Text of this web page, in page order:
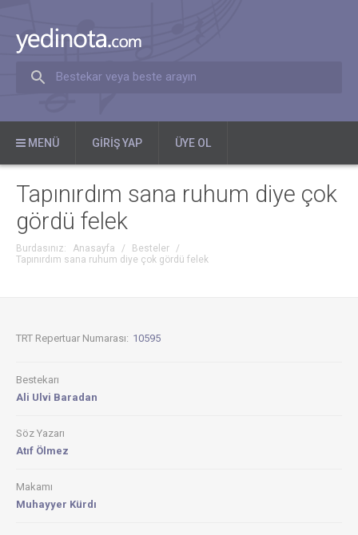
Bestekar veya beste arayın
MENÜ GIRIŞ YAP ÜYE OL
Tapınırdım sana ruhum diye çok
gördü felek
Burdasınız: Anasayfa / Besteler
/
Tapınırdım sana ruhum diye çok gördü felek
TRT Repertuar Numarası: 10595
Bestekarı
Ali Ulvi Baradan
Söz Yazarı
Atıf Ölmez
Makamı
Muhayyer Kürdı